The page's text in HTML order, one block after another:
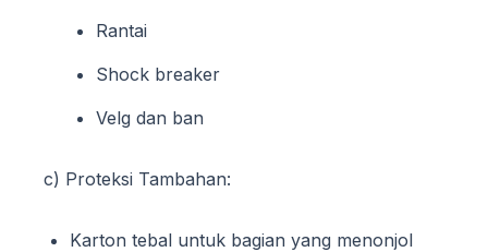
Rantai
Shock breaker
Velg dan ban
c) Proteksi Tambahan:
Karton tebal untuk bagian yang menonjol